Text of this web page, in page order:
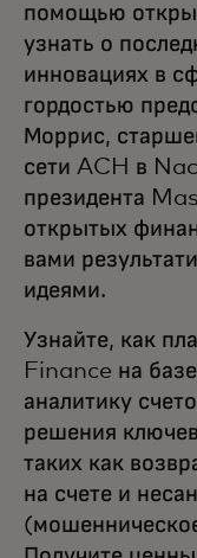
помощью
узнать о
инновациях в
гордостью
Моррис,
сети ACH в
президента
открытых
вами
идеями.
Узнайте, как
Finance на
аналитику
решения
таких как
на счете и